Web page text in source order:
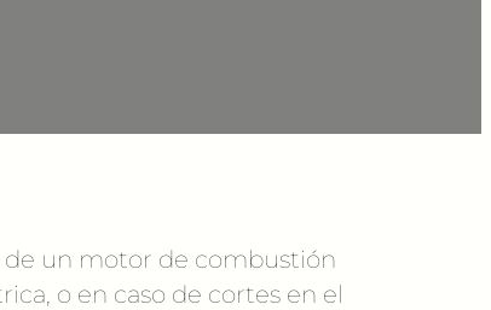
de un motor de combustión
o en caso de cortes en el